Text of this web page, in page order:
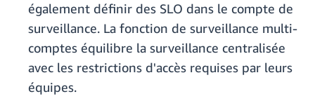
également définir des SLO dans le compte de
surveillance. La fonction de surveillance multi-
comptes équilibre la surveillance centralisée
avec les restrictions d'accès requises par leurs
équipes.